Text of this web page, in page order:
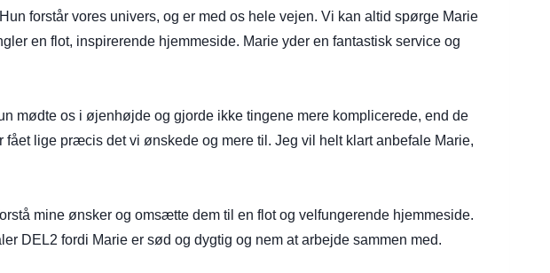
forstår vores univers, og er med os hele vejen. Vi kan altid spørge Marie
en flot, inspirerende hjemmeside. Marie yder en fantastisk service og
mødte os i øjenhøjde og gjorde ikke tingene mere komplicerede, end de
lige præcis det vi ønskede og mere til. Jeg vil helt klart anbefale Marie,
mine ønsker og omsætte dem til en flot og velfungerende hjemmeside.
DEL2 fordi Marie er sød og dygtig og nem at arbejde sammen med.